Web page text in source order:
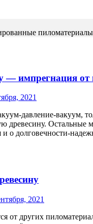
— импрегнация от
2021
давление-вакуум,
Остальные
и о долговечности-
2021
от других